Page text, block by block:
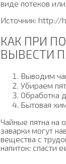
виде потеков
Источник: http://
КАК ПРИ
ВЫВЕСТИ
Выводим
Убираем
Обработка
Бытовая
Чайные пятна на
заварки могут
вещества с
напиток: спасти